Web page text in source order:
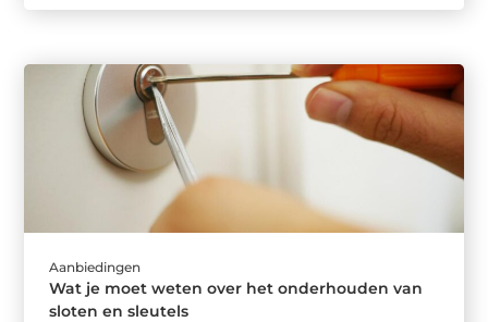
Aanbiedingen
Wat je moet weten over het onderhouden van
sloten en sleutels